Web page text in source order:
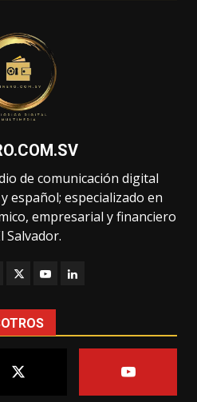
de comunicación digital
español; especializado en
empresarial y financiero
Salvador.